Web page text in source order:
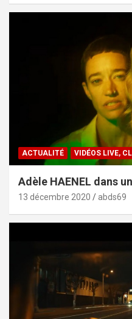
ACTUALITÉ VIDÉOS LIVE,
Adèle HAENEL dans
13 décembre 2020 abds69